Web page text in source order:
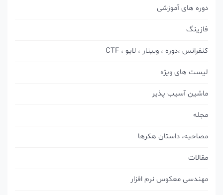
دوره های آموزشی
فازینگ
کنفرانس ،دوره ، وبینار ، لایو ، CTF
لیست های ویژه
ماشین آسیب پذیر
مصاحبه، داستان هکرها
مقالات
مهندسی معکوس نرم افزار